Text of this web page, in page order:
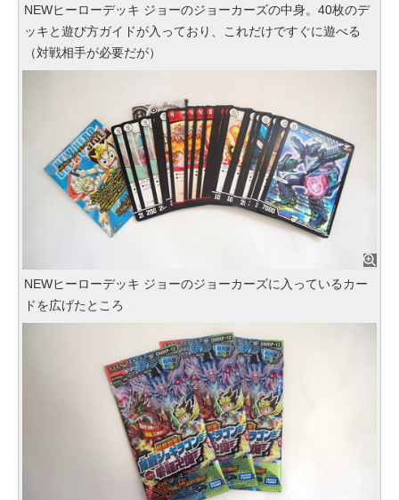
NEWヒーローデッキ ジョーのジョーカーズの中身。40枚のデ
ッキと遊び方ガイドが入っており、これだけですぐに遊べる
（対戦相手が必要だが）
NEWヒーローデッキ ジョーのジョーカーズに入っているカー
ドを広げたところ